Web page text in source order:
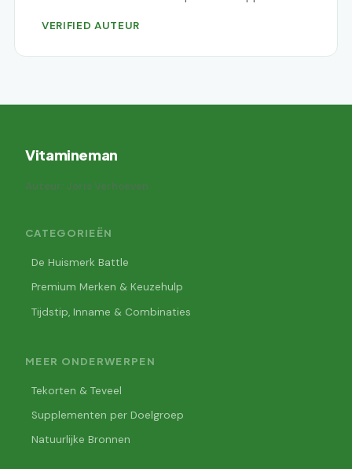
VERIFIED AUTEUR
Vitamineman
Auteur: Joris Verhoeven
CATEGORIEËN
De Huismerk Battle
Premium Merken & Keuzehulp
Tijdstip, Inname & Combinaties
MEER ONDERWERPEN
Tekorten & Teveel
Supplementen per Doelgroep
Natuurlijke Bronnen